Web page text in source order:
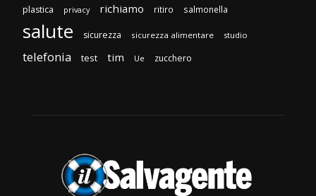
plastica privacy richiamo ritiro salmonella
salute sicurezza sicurezza alimentare studio
telefonia test tim Ue zucchero